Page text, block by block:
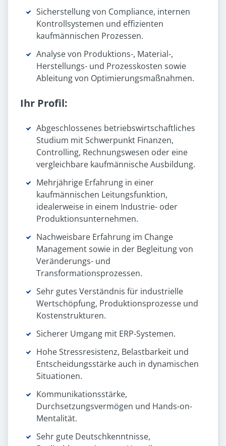
Sicherstellung von Compliance, internen
Kontrollsystemen und effizienten
kaufmännischen Prozessen.
Analyse von Produktions-, Material-,
Herstellungs- und Prozesskosten sowie
Ableitung von Optimierungsmaßnahmen.
Ihr Profil:
Abgeschlossenes betriebswirtschaftliches
Studium mit Schwerpunkt Finanzen,
Controlling, Rechnungswesen oder eine
vergleichbare kaufmännische Ausbildung.
Mehrjährige Erfahrung in einer
kaufmännischen Leitungsfunktion,
idealerweise in einem Industrie- oder
Produktionsunternehmen.
Nachweisbare Erfahrung im Change
Management sowie in der Begleitung von
Veränderungs- und
Transformationsprozessen.
Sehr gutes Verständnis für industrielle
Wertschöpfung, Produktionsprozesse und
Kostenstrukturen.
Sicherer Umgang mit ERP-Systemen.
Hohe Stressresistenz, Belastbarkeit und
Entscheidungsstärke auch in dynamischen
Situationen.
Kommunikationsstärke,
Durchsetzungsvermögen und Hands-on-
Mentalität.
Sehr gute Deutschkenntnisse,